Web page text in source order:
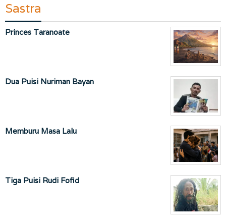
Sastra
Princes Taranoate
Dua Puisi Nuriman Bayan
Memburu Masa Lalu
Tiga Puisi Rudi Fofid